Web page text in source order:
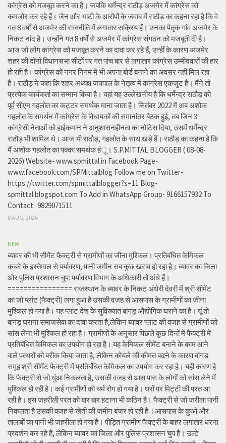
कांग्रेस को मजबूत करने का है। जबकि धर्मेन्द्र राठौड़ अजमेर में कांग्रेस को
कमजोर कर रहे हैं। जैन और भाटी के आरोपों के जवाब में राठौड़ का कहना रहा है कि वे
गत 8 वर्षों से अजमेर की राजनीति में लगातार सक्रिय हैं। उनका पैतृक गांव अजमेर के
निकट नांद है। उन्होंने गत 8 वर्षों से अजमेर में कांग्रेस संगठन को मजबूती दी है।
आज जो लोग कांग्रेस को मजबूत करने का दावा कर रहे हैं, उन्हीं के कारण अजमेर
शहर की दोनों विधानसभा सीटों पर गत पांच बार से लगातार कांग्रेस उम्मीदवारों की हार
हो रही है। कांग्रेस को नगर निगम में भी अपना बोर्ड बनाने का अवसर नहीं मिल रहा
है। राठौड़ ने कहा कि शहर अध्यक्ष जयपाल के नेतृत्व में कांग्रेस एकजुट है। मैंने तो
प्रत्येक कार्यकर्ता का सम्मान किया है। यहां यह उल्लेखनीय है कि धर्मेन्द्र राठौड़ को
पूर्व सीएम गहलोत का कट्टर समर्थक माना जाता है। सितंबर 2022 में अब अशोक
गहलोत के समर्थन में कांग्रेस के विधायकों की समानांतर बैठक हुई, तब जिन 3
कांग्रेसी नेताओं को हाईकमान ने अनुशासनहीनता का नोटिस दिया, उसमें धर्मेन्द्र
राठौड़ भी शामिल थे। आज भी राठौड़, गहलोत के साथ खड़े हैं। राठौड़ का कहना है कि
मैं अशोक गहलोत का पक्का समर्थक हंू। S.P.MITTAL BLOGGER ( 08-08-
2026) Website- www.spmittal.in Facebook Page-
www.facebook.com/SPMittalblog Follow me on Twitter-
https://twitter.com/spmittalblogger?s=11 Blog-
spmittal.blogspot.com To Add in WhatsApp Group- 9166157932 To
Contact- 9829071511
8 AUG, 2026
NEW
ब्यावर की भी सीमेंट फैक्ट्री से ग्रामीणों का जीना मुश्किल। प्रतिबंधित केमिकल
कचरे के इस्तेमाल से पर्यावरण, पानी जमीन सब कुछ खराब हो रहा है। ब्यावर का जिला
और पुलिस प्रशासन चुप: पर्यावरण विभाग के अधिकारी तो अंधे हैं।
================ राजस्थान के ब्यावर के निकट अंधेरी देवरी में श्री सीमेंट
का जो प्लांट (फैक्ट्री) लगा हुआ है उसकी वजह से आसपास के ग्रामीणों का जीना
मुश्किल हो गया है। यह प्लांट देश के सुविख्यात बांगड़ औद्योगिक घराने का है। यूं तो
बांगड़ घराना समाजसेवा का दावा करता है,लेकिन ब्यावर प्लांट की वजह से ग्रामीणों को
सांस लेना भी मुश्किल हो रहा है। ग्रामीणों के अनुसार पिछले कुछ दिनों में फैक्ट्री में
प्रतिबंधित केमिकल का उपयोग हो रहा है। यह केमिकल सीमेंट बनाने के काम आने
वाले पत्थरों को बरीक किया जाता है, लेकिन कोयले की कीमत बढ़ने के कारण बांगड़
समूह श्री सीमेंट फैक्ट्री में प्रतिबंधित केमिकल का उपयोग कर रहा है। यही कारण है
कि फैक्ट्री से जो धुंआ निकलता है, उसकी वजह से आस पास के लोगों को सांस लेने में
मुश्किल हो रही है। कई ग्रामीणों को चर्म रोग हो गया है। घरों पर मिट्टी की परत आ
रही है। इस जहरीली परत को बार बार हटाना भी कठिन है। फैक्ट्री से जो जरीला पानी
निकलता है उसकी वजह से खेती की जमीन बंजर हो रही है ।आसपास के कुओं और
तालाबों का पानी भी जहरीला हो गया है। पीड़ित ग्रामीण फैक्ट्री के बाहर लगातार धरना
प्रदर्शन कर रहे हैं, लेकिन ब्यावर का जिला और पुलिस प्रशासन चुप है। उल्टे